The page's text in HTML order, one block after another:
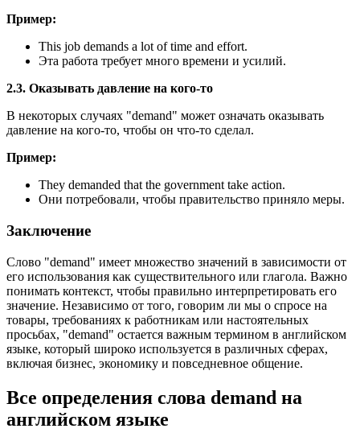
Пример:
This job demands a lot of time and effort.
Эта работа требует много времени и усилий.
2.3. Оказывать давление на кого-то
В некоторых случаях "demand" может означать оказывать
давление на кого-то, чтобы он что-то сделал.
Пример:
They demanded that the government take action.
Они потребовали, чтобы правительство приняло меры.
Заключение
Слово "demand" имеет множество значений в зависимости от
его использования как существительного или глагола. Важно
понимать контекст, чтобы правильно интерпретировать его
значение. Независимо от того, говорим ли мы о спросе на
товары, требованиях к работникам или настоятельных
просьбах, "demand" остается важным термином в английском
языке, который широко используется в различных сферах,
включая бизнес, экономику и повседневное общение.
Все определения слова demand на
английском языке